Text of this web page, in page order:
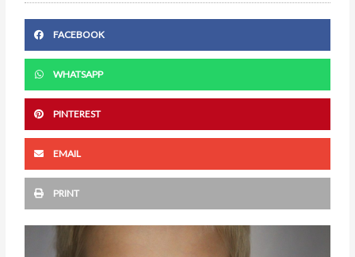
FACEBOOK
WHATSAPP
PINTEREST
EMAIL
PRINT